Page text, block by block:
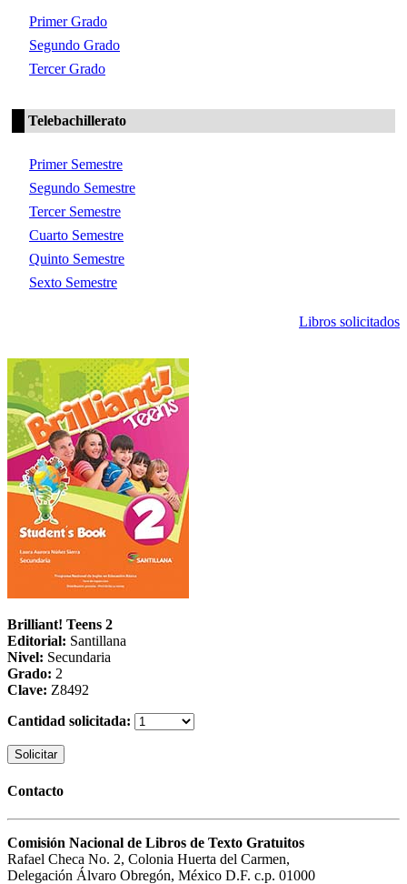
Primer Grado
Segundo Grado
Tercer Grado
Telebachillerato
Primer Semestre
Segundo Semestre
Tercer Semestre
Cuarto Semestre
Quinto Semestre
Sexto Semestre
Libros solicitados
Brilliant! Teens 2
Editorial: Santillana
Nivel: Secundaria
Grado: 2
Clave: Z8492
Cantidad solicitada:
Solicitar
Contacto
Comisión Nacional de Libros de Texto Gratuitos
Rafael Checa No. 2, Colonia Huerta del Carmen,
Delegación Álvaro Obregón, México D.F. c.p. 01000